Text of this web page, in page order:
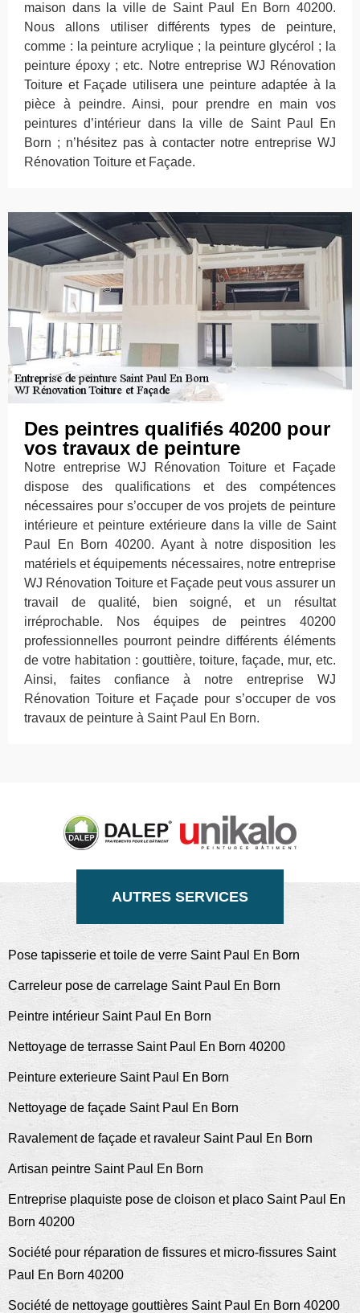
maison dans la ville de Saint Paul En Born 40200.
Nous allons utiliser différents types de peinture,
comme : la peinture acrylique ; la peinture glycérol ; la
peinture époxy ; etc. Notre entreprise WJ Rénovation
Toiture et Façade utilisera une peinture adaptée à la
pièce à peindre. Ainsi, pour prendre en main vos
peintures d’intérieur dans la ville de Saint Paul En
Born ; n’hésitez pas à contacter notre entreprise WJ
Rénovation Toiture et Façade.
Des peintres qualifiés 40200 pour
vos travaux de peinture
Notre entreprise WJ Rénovation Toiture et Façade
dispose des qualifications et des compétences
nécessaires pour s’occuper de vos projets de peinture
intérieure et peinture extérieure dans la ville de Saint
Paul En Born 40200. Ayant à notre disposition les
matériels et équipements nécessaires, notre entreprise
WJ Rénovation Toiture et Façade peut vous assurer un
travail de qualité, bien soigné, et un résultat
irréprochable. Nos équipes de peintres 40200
professionnelles pourront peindre différents éléments
de votre habitation : gouttière, toiture, façade, mur, etc.
Ainsi, faites confiance à notre entreprise WJ
Rénovation Toiture et Façade pour s’occuper de vos
travaux de peinture à Saint Paul En Born.
AUTRES SERVICES
Pose tapisserie et toile de verre Saint Paul En Born
Carreleur pose de carrelage Saint Paul En Born
Peintre intérieur Saint Paul En Born
Nettoyage de terrasse Saint Paul En Born 40200
Peinture exterieure Saint Paul En Born
Nettoyage de façade Saint Paul En Born
Ravalement de façade et ravaleur Saint Paul En Born
Artisan peintre Saint Paul En Born
Entreprise plaquiste pose de cloison et placo Saint Paul En
Born 40200
Société pour réparation de fissures et micro-fissures Saint
Paul En Born 40200
Société de nettoyage gouttières Saint Paul En Born 40200